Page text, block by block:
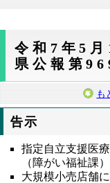
令和7年5月
県公報第
も
告示
指定自立支援医
（障がい福祉課）
大規模小売店舗